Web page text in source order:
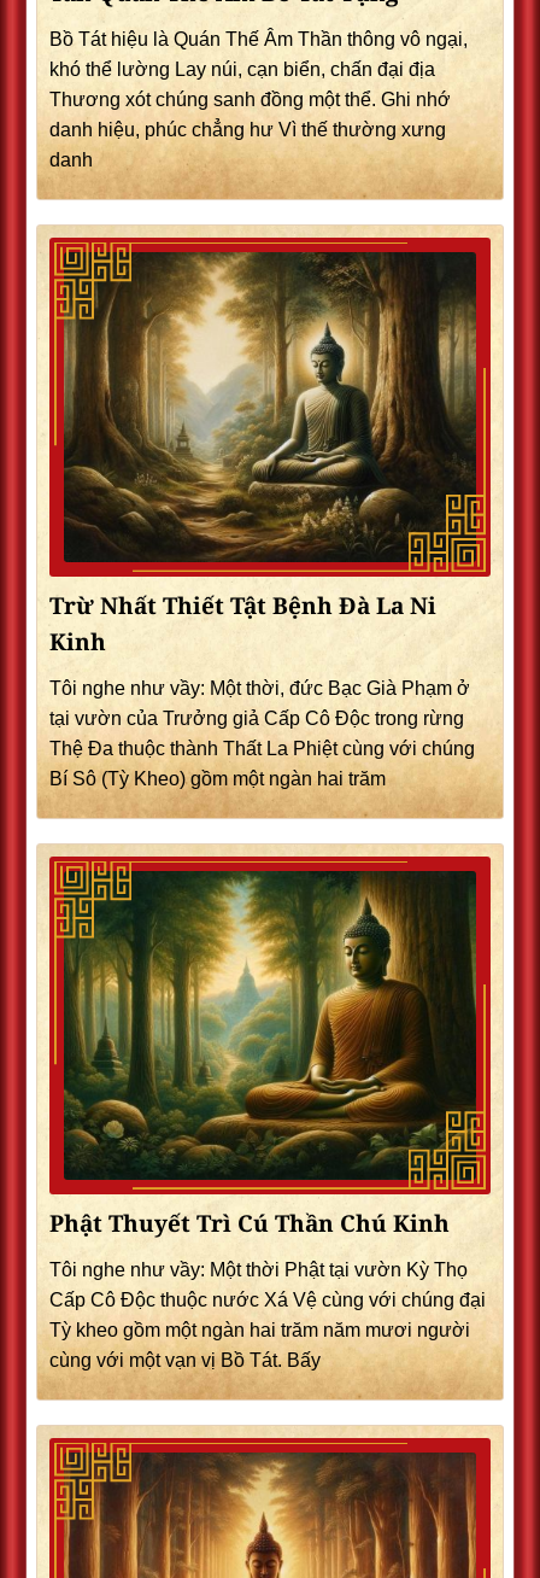
Bồ Tát hiệu là Quán Thế Âm Thần thông vô ngại,
khó thể lường Lay núi, cạn biển, chấn đại địa
Thương xót chúng sanh đồng một thể. Ghi nhớ
danh hiệu, phúc chẳng hư Vì thế thường xưng
danh
Trừ Nhất Thiết Tật Bệnh Đà La Ni
Kinh
Tôi nghe như vầy: Một thời, đức Bạc Già Phạm ở
tại vườn của Trưởng giả Cấp Cô Độc trong rừng
Thệ Đa thuộc thành Thất La Phiệt cùng với chúng
Bí Sô (Tỳ Kheo) gồm một ngàn hai trăm
Phật Thuyết Trì Cú Thần Chú Kinh
Tôi nghe như vầy: Một thời Phật tại vườn Kỳ Thọ
Cấp Cô Độc thuộc nước Xá Vệ cùng với chúng đại
Tỳ kheo gồm một ngàn hai trăm năm mươi người
cùng với một vạn vị Bồ Tát. Bấy